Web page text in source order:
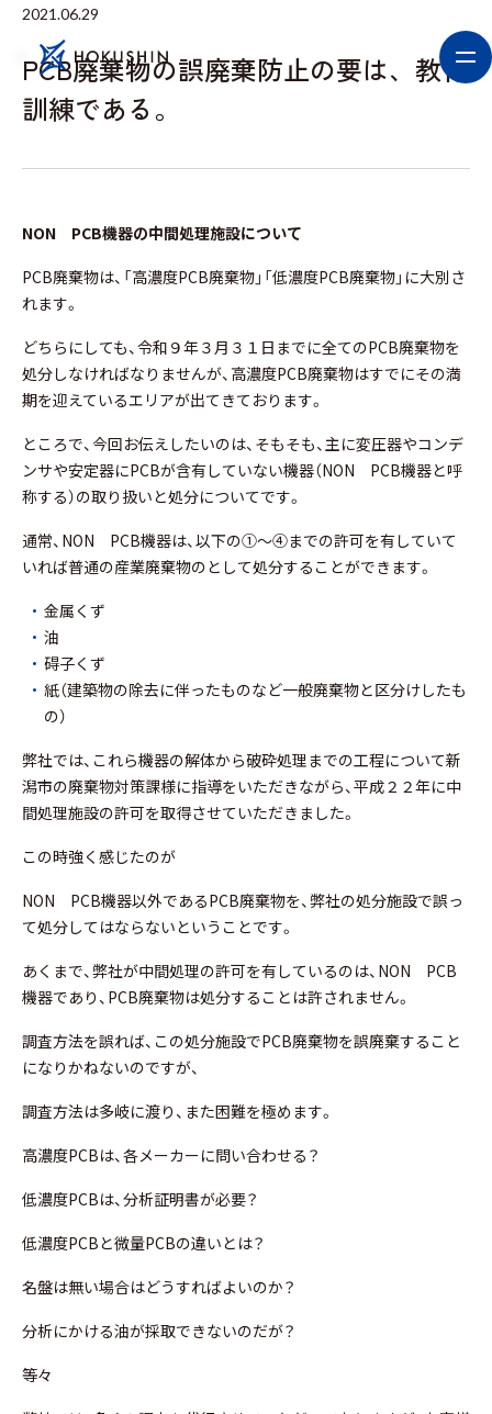
労働安全衛生・汚染防止
CSR （企業の社会的責任）
事業紹介
電気工事サポートサービス業
PCB廃棄物処理
ブログ
低濃度PCB処理ブログ
鉄スクラップ・銅買取ブログ
アクセス
採用情報
お問い合わせ
2021.06.29
PCB廃棄物の誤廃棄防止の要は、教育
訓練である。
NON PCB機器の中間処理施設について
PCB廃棄物は、「高濃度PCB廃棄物」「低濃度PCB廃棄物」に大別さ
れます。
どちらにしても、令和９年３月３１日までに全てのPCB廃棄物を
処分しなければなりませんが、高濃度PCB廃棄物はすでにその満
期を迎えているエリアが出てきております。
ところで、今回お伝えしたいのは、そもそも、主に変圧器やコンデ
ンサや安定器にPCBが含有していない機器（NON PCB機器と呼
称する）の取り扱いと処分についてです。
通常、NON PCB機器は、以下の①～④までの許可を有していて
いれば普通の産業廃棄物のとして処分することができます。
金属くず
油
碍子くず
紙（建築物の除去に伴ったものなど一般廃棄物と区分けしたも
の）
弊社では、これら機器の解体から破砕処理までの工程について新
潟市の廃棄物対策課様に指導をいただきながら、平成２２年に中
間処理施設の許可を取得させていただきました。
この時強く感じたのが
NON PCB機器以外であるPCB廃棄物を、弊社の処分施設で誤っ
て処分してはならないということです。
あくまで、弊社が中間処理の許可を有しているのは、NON PCB
機器であり、PCB廃棄物は処分することは許されません。
調査方法を誤れば、この処分施設でPCB廃棄物を誤廃棄すること
になりかねないのですが、
調査方法は多岐に渡り、また困難を極めます。
高濃度PCBは、各メーカーに問い合わせる？
低濃度PCBは、分析証明書が必要？
低濃度PCBと微量PCBの違いとは？
名盤は無い場合はどうすればよいのか？
分析にかける油が採取できないのだが？
等々